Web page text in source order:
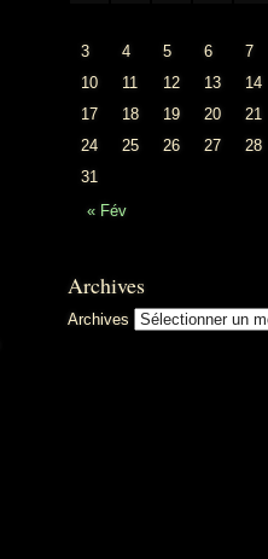
« Fév
3
4 5 6 7
10
11 12 13 14
17
18 19 20 21
24
25 26 27 28
31
Archives
Archives